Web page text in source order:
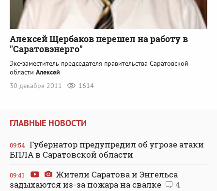
Алексей Щербаков перешел на работу в
"Саратовэнерго"
Экс-заместитель председателя правительства Саратовской
области Алексей
30 декабря 2011
1614
ГЛАВНЫЕ НОВОСТИ
09:54 Губернатор предупредил об угрозе атаки
БПЛА в Саратовской области
09:41
Жители Саратова и Энгельса
задыхаются из-за пожара на свалке
4